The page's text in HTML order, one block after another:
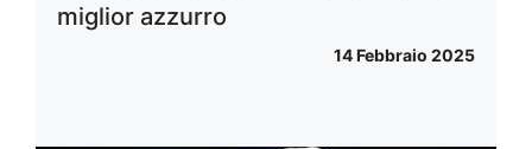
miglior azzurro
14 Febbraio 2025